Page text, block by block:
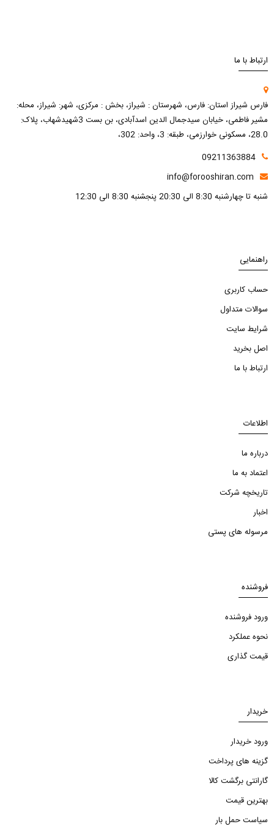
ارتباط با ما
فارس شیراز استان: فارس، شهرستان : شیراز، بخش : مرکزی، شهر: شیراز، محله:
مشیر فاطمی، خیابان سیدجمال الدین اسدآبادی، بن بست 3شهیدشهاب، پلاک:
28.0، مسکونی خوارزمی، طبقه: 3، واحد: 302،
09211363884
info@forooshiran.com
شنبه تا چهارشنبه 8:30 الی 20:30 پنجشنبه 8:30 الی 12:30
راهنمایی
حساب کاربری
سوالات متداول
شرایط سایت
اصل بخرید
ارتباط با ما
اطلاعات
درباره ما
اعتماد به ما
تاریخچه شرکت
اخبار
مرسوله های پستی
فروشنده
ورود فروشنده
نحوه عملکرد
قیمت گذاری
خریدار
ورود خریدار
گزینه های پرداخت
گارانتی برگشت کالا
بهترین قیمت
سیاست حمل بار